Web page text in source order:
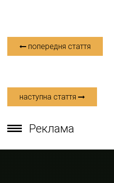
попередня стаття
наступна стаття
Реклама